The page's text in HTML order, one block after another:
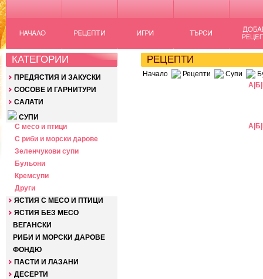
КАТЕГОРИИ
ПРЕДЯСТИЯ И ЗАКУСКИ
СОСОВЕ И ГАРНИТУРИ
САЛАТИ
СУПИ
С месо и птици
С риби и морски дарове
Зеленчукови супи
Бульони
Кремсупи
Други
ЯСТИЯ С МЕСО И ПТИЦИ
ЯСТИЯ БЕЗ МЕСО
ВЕГАНСКИ
РИБИ И МОРСКИ ДАРОВЕ
ФОНДЮ
ПАСТИ И ЛАЗАНИ
ДЕСЕРТИ
РЕЦЕПТИ
Начало Рецепти Супи
А Б
А Б